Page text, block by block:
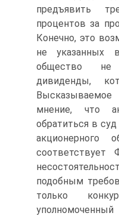
предъявить
процентов за
Конечно, это
не указанных
общество не
дивиденды,
мнение, что
обратиться в
акционерного
соответствует
подобным
только